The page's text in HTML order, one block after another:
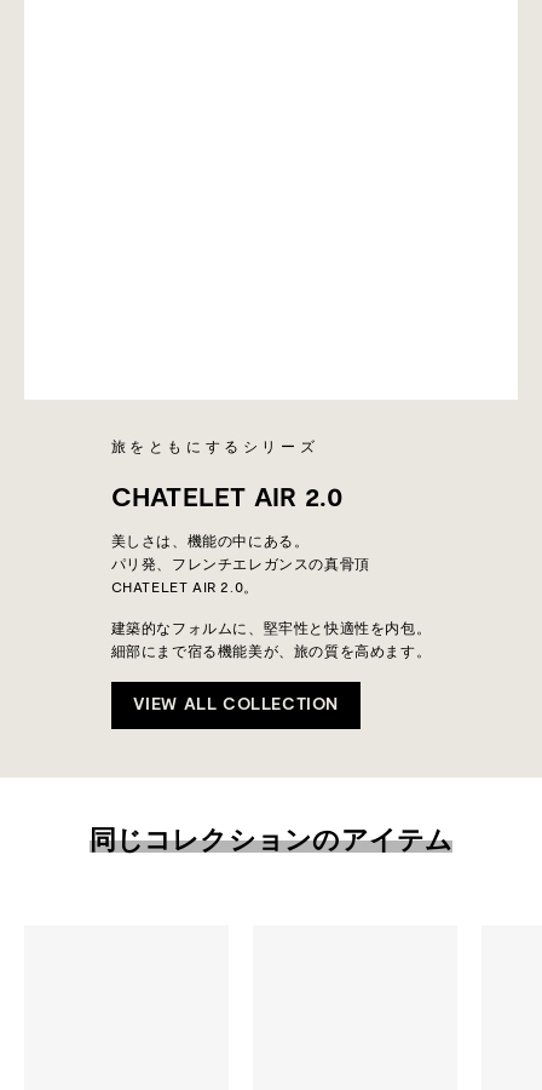
旅をともにするシリーズ
CHATELET AIR 2.0
美しさは、機能の中にある。
パリ発、フレンチエレガンスの真骨頂
CHATELET AIR 2.0。
建築的なフォルムに、堅牢性と快適性を内包。
細部にまで宿る機能美が、旅の質を高めます。
VIEW ALL COLLECTION
同じコレクションのアイテム